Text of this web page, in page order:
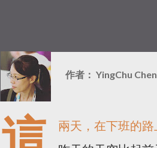
作者： YingChu Chen
兩天，在下班的路